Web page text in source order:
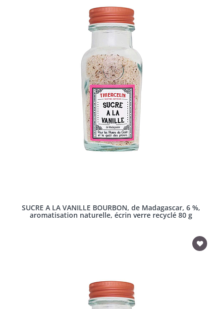
SUCRE A LA VANILLE BOURBON, de Madagascar, 6 %,
aromatisation naturelle, écrin verre recyclé 80 g